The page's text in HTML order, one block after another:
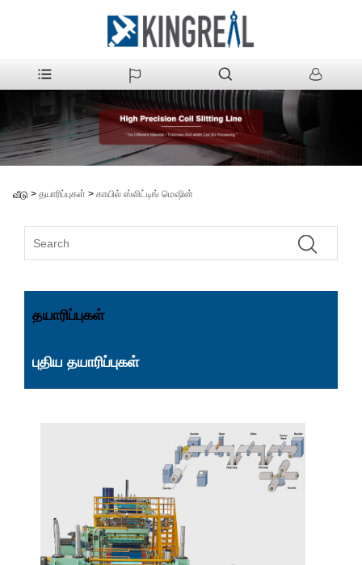
வீடு > தயாரிப்புகள் > காயில் ஸ்லிட்டிங் மெஷின்
தயாரிப்புகள்
புதிய தயாரிப்புகள்